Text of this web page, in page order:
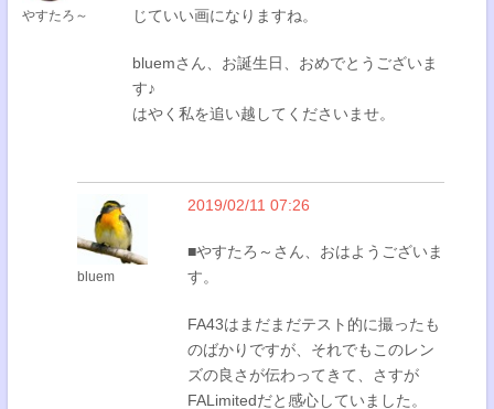
やすたろ～
じていい画になりますね。
bluemさん、お誕生日、おめでとうございま
す♪
はやく私を追い越してくださいませ。
bluem
2019/02/11 07:26
■やすたろ～さん、おはようございま
す。
FA43はまだまだテスト的に撮ったも
のばかりですが、それでもこのレン
ズの良さが伝わってきて、さすが
FALimitedだと感心していました。